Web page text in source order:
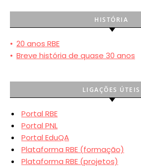
HISTÓRIA
• 20 anos RBE
• Breve história de quase 30 anos
LIGAÇÕES ÚTEIS
Portal RBE
Portal PNL
Portal EduQA
Plataforma RBE (formação)
Plataforma RBE (projetos)